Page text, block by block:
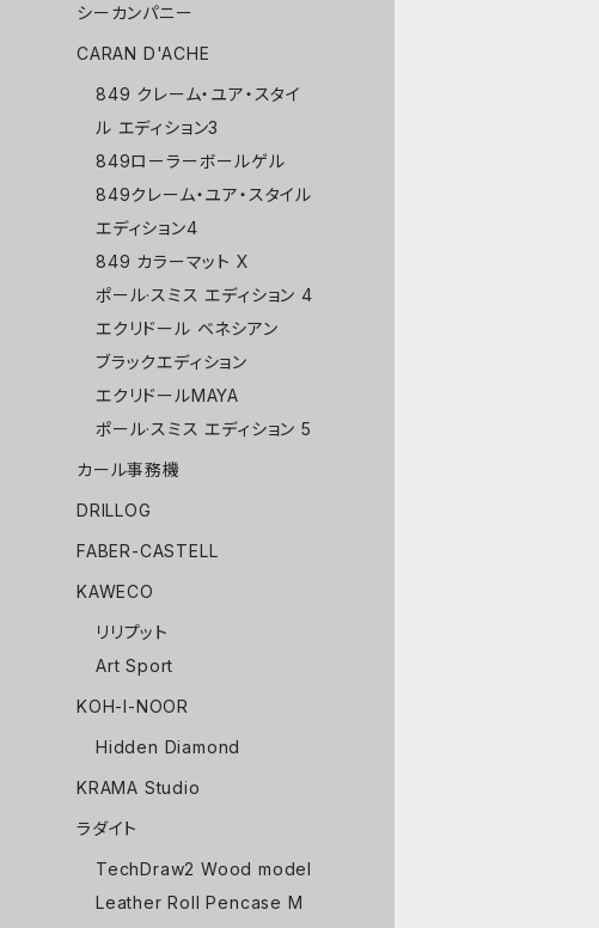
シーカンパニー
CARAN D'ACHE
849 クレーム・ユア・スタイ
ル エディション3
849ローラーボールゲル
849クレーム・ユア・スタイル
エディション4
849 カラーマット X
ポール·スミス エディション 4
エクリドール ベネシアン
ブラックエディション
エクリドールMAYA
ポール·スミス エディション 5
カール事務機
DRILLOG
FABER-CASTELL
KAWECO
リリプット
Art Sport
KOH-I-NOOR
Hidden Diamond
KRAMA Studio
ラダイト
TechDraw2 Wood model
Leather Roll Pencase M